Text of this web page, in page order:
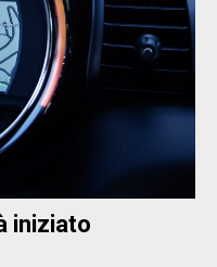
iniziato